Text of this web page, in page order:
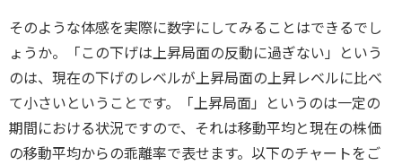
そのような体感を実際に数字にしてみることはできるでし
ょうか。「この下げは上昇局面の反動に過ぎない」という
のは、現在の下げのレベルが上昇局面の上昇レベルに比べ
て小さいということです。「上昇局面」というのは一定の
期間における状況ですので、それは移動平均と現在の株価
の移動平均からの乖離率で表せます。以下のチャートをご